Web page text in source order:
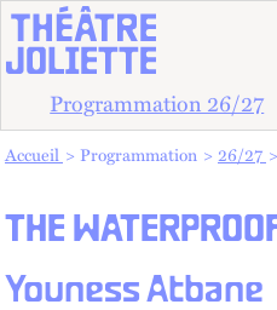
Programmation 26/27
Vous êtes dans :
Accueil Programmation 26/27
THE
Youness Atbane